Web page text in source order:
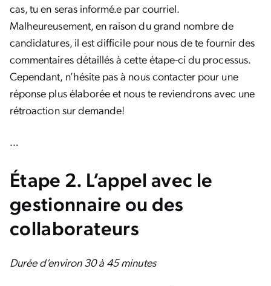
cas, tu en seras informé.e par courriel.
Malheureusement, en raison du grand nombre de
candidatures, il est difficile pour nous de te fournir des
commentaires détaillés à cette étape-ci du processus.
Cependant, n’hésite pas à nous contacter pour une
réponse plus élaborée et nous te reviendrons avec une
rétroaction sur demande!
…
Étape 2. L’appel avec le
gestionnaire ou des
collaborateurs
Durée d’environ 30 à 45 minutes